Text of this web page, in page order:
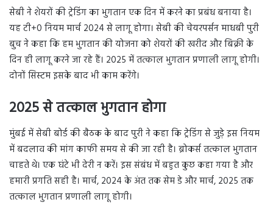
सेबी ने शेयरों की ट्रेडिंग का भुगतान एक दिन में करने का प्रबंध बनाया है।
यह टी+0 नियम मार्च 2024 से लागू होगा। सेबी की चेयरपर्सन माधबी पुरी
बुच ने कहा कि हम भुगतान की योजना को शेयरों की खरीद और बिक्री के
दिन ही लागू करने जा रहे हैं। 2025 में तत्काल भुगतान प्रणाली लागू होगी।
दोनों सिस्टम इसके बाद भी काम करेंगे।
2025 से तत्काल भुगतान होगा
मुंबई में सेबी बोर्ड की बैठक के बाद पुरी ने कहा कि ट्रेडिंग से जुड़े इस नियम
में बदलाव की मांग काफी समय से की जा रही है। ब्रोकर्स तत्काल भुगतान
चाहते थे। एक घंटे भी देरी न करें। इस संबंध में बहुत कुछ कहा गया है और
हमारी प्रगति सही है। मार्च, 2024 के अंत तक सेम डे और मार्च, 2025 तक
तत्काल भुगतान प्रणाली लागू होगी।